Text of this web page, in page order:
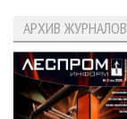
АРХИВ ЖУРНАЛОВ